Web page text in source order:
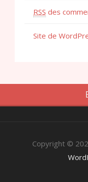
RSS des
Site de
Copyright ©